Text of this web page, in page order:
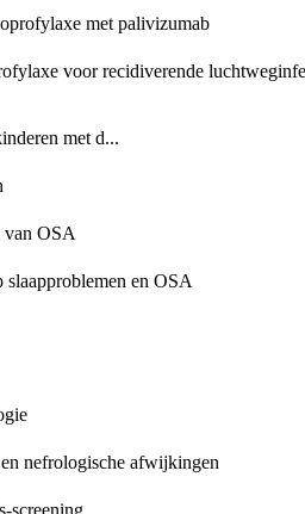
met palivizumab
voor recidiverende
met d...
van OSA
slaapproblemen en OSA
nefrologische afwijkingen
screening